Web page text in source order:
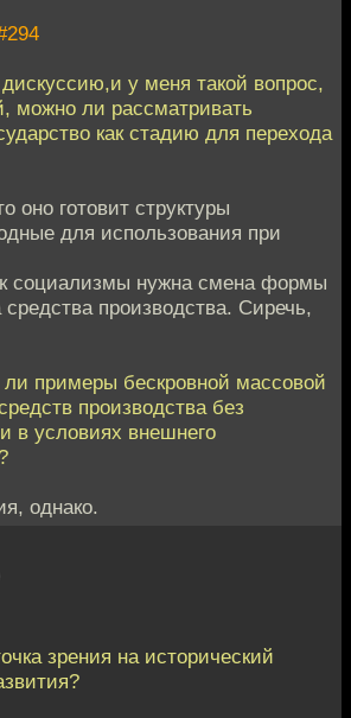
у меня такой вопрос,
можно ли рассматривать
как стадию для перехода
оно готовит структуры
для использования при
социализмы нужна смена формы
средства производства. Сиречь,
примеры бескровной массовой
производства без
в условиях внешнего
однако.
зрения на исторический